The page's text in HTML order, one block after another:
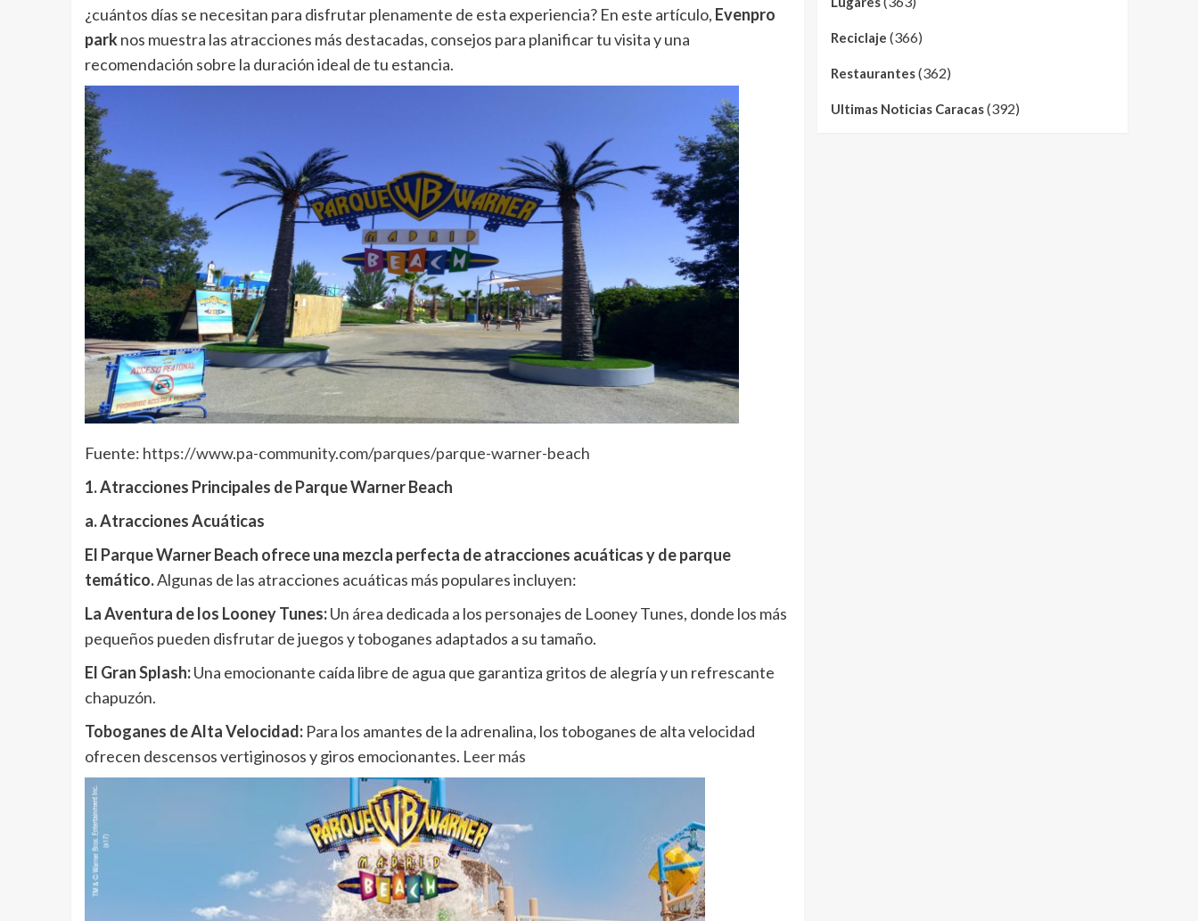
¿cuántos días se necesitan para disfrutar plenamente de esta experiencia? En este artículo, Evenpro
parknos muestra las atracciones más destacadas, consejos para planificar tu visita y una
recomendación sobre la duración ideal de tu estancia.
Fuente: https://www.pa-community.com/parques/parque-warner-beach
1. Atracciones Principales de Parque Warner Beach
a. Atracciones Acuáticas
El Parque Warner Beach ofrece una mezcla perfecta de atracciones acuáticas y de parque
temático.Algunas de las atracciones acuáticas más populares incluyen:
La Aventura de los Looney Tunes:Un área dedicada a los personajes de Looney Tunes, donde los más
pequeños pueden disfrutar de juegos y toboganes adaptados a su tamaño.
El Gran Splash:Una emocionante caída libre de agua que garantiza gritos de alegría y un refrescante
chapuzón.
Toboganes de Alta Velocidad:Para los amantes de la adrenalina, los toboganes de alta velocidad
ofrecen descensos vertiginosos y giros emocionantes. Leer más
Reciclaje (366)
Restaurantes(362)
Ultimas Noticias Caracas(392)